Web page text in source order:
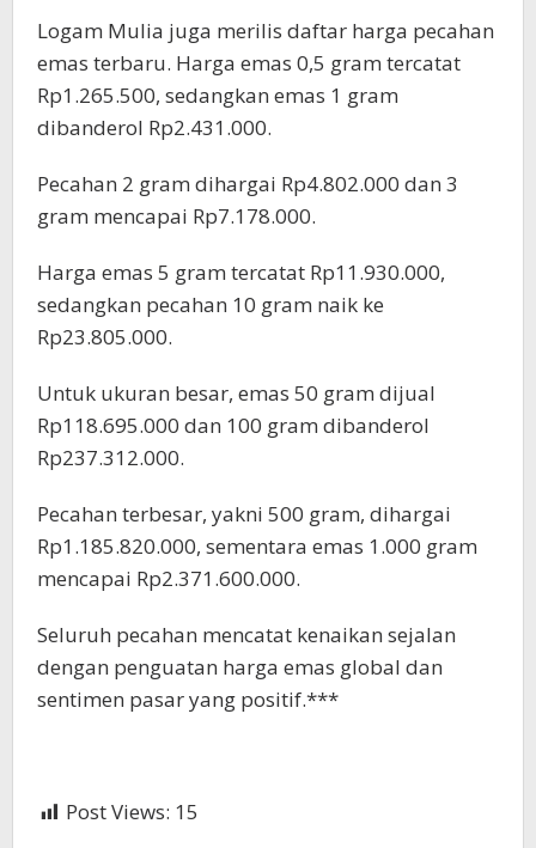
Logam Mulia juga merilis daftar harga pecahan
emas terbaru. Harga emas 0,5 gram tercatat
Rp1.265.500, sedangkan emas 1 gram
dibanderol Rp2.431.000.
Pecahan 2 gram dihargai Rp4.802.000 dan 3
gram mencapai Rp7.178.000.
Harga emas 5 gram tercatat Rp11.930.000,
sedangkan pecahan 10 gram naik ke
Rp23.805.000.
Untuk ukuran besar, emas 50 gram dijual
Rp118.695.000 dan 100 gram dibanderol
Rp237.312.000.
Pecahan terbesar, yakni 500 gram, dihargai
Rp1.185.820.000, sementara emas 1.000 gram
mencapai Rp2.371.600.000.
Seluruh pecahan mencatat kenaikan sejalan
dengan penguatan harga emas global dan
sentimen pasar yang positif.***
Post Views: 15